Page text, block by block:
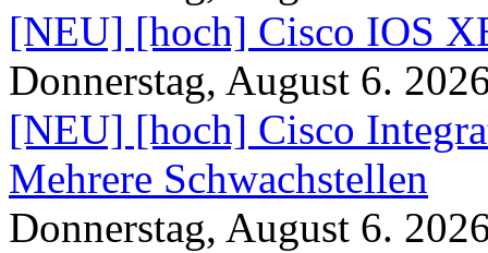
[NEU] [hoch] Cisco IOS
Donnerstag, August 6.
[NEU] [hoch] Cisco
Mehrere Schwachstellen
Donnerstag, August 6.